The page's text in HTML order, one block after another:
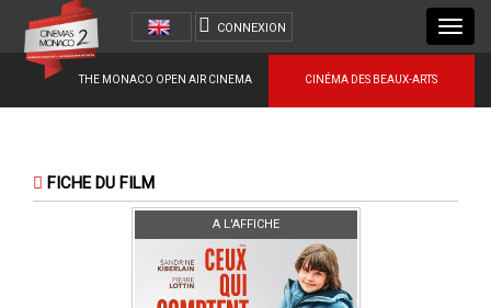
CINÉMA DES BEAUX-ARTS
THE MONACO OPEN AIR CINEMA
CONNEXION
FICHE DU FILM
A L'AFFICHE